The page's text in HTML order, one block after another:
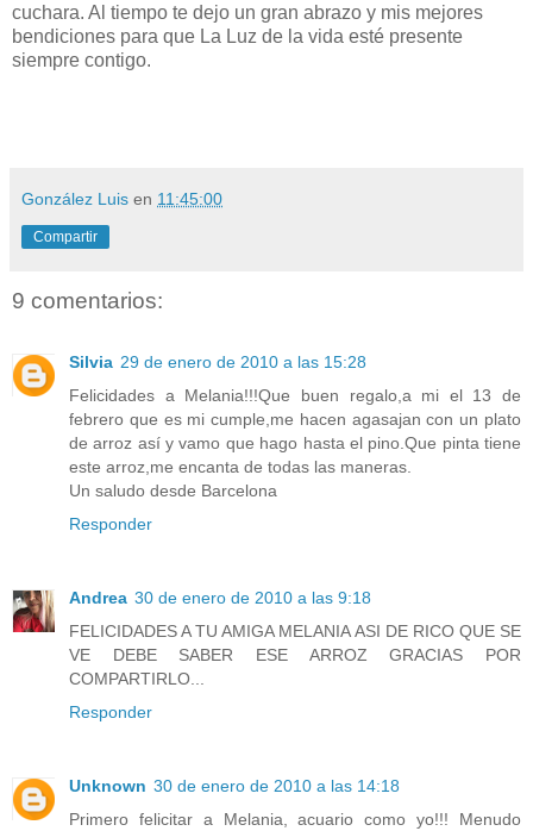
cuchara. Al tiempo te dejo un gran abrazo y mis mejores
bendiciones para que La Luz de la vida esté presente
siempre contigo.
González Luis en 11:45:00
Compartir
9 comentarios:
Silvia 29 de enero de 2010 a las 15:28
Felicidades a Melania!!!Que buen regalo,a mi el 13 de
febrero que es mi cumple,me hacen agasajan con un plato
de arroz así y vamo que hago hasta el pino.Que pinta tiene
este arroz,me encanta de todas las maneras.
Un saludo desde Barcelona
Responder
Andrea 30 de enero de 2010 a las 9:18
FELICIDADES A TU AMIGA MELANIA ASI DE RICO QUE SE
VE DEBE SABER ESE ARROZ GRACIAS POR
COMPARTIRLO...
Responder
Unknown 30 de enero de 2010 a las 14:18
Primero felicitar a Melania, acuario como yo!!! Menudo